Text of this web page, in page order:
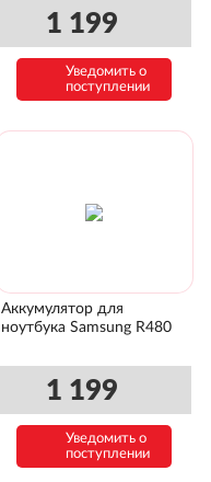
1 199
Уведомить о
поступлении
Аккумулятор для
ноутбука Samsung R480
1 199
Уведомить о
поступлении